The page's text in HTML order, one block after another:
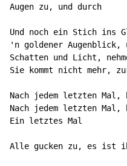
Augen zu, und durch
Und noch ein Stich ins
'n goldener Augenblick,
Schatten und Licht,
Sie kommt nicht mehr,
Nach jedem letzten Mal,
Nach jedem letzten Mal,
Ein letztes Mal
Alle gucken zu, es ist